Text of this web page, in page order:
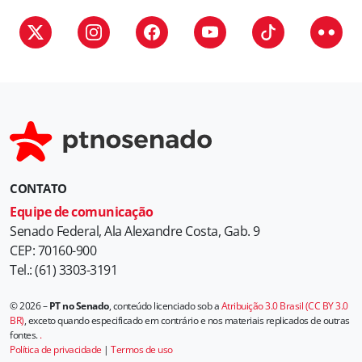
CONTATO
Equipe de comunicação
Senado Federal, Ala Alexandre Costa, Gab. 9
CEP: 70160-900
Tel.: (61) 3303-3191
© 2026 –PT no Senado, conteúdo licenciado sob aAtribuição 3.0 Brasil (CC BY 3.0
BR), exceto quando especificado em contrário e nos materiais replicados de outras
fontes..
Política de privacidade | Termos de uso